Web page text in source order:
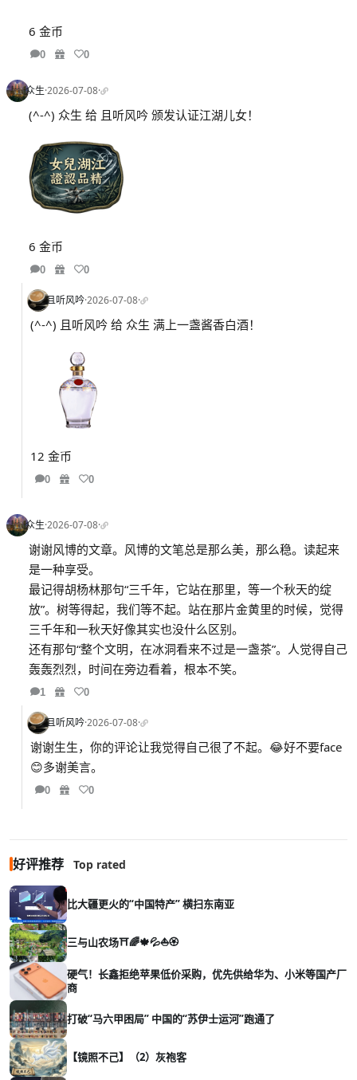
6 金币
0 0
众生·2026-07-08·
(^-^) 众生 给 且听风吟 颁发认证江湖儿女！
6 金币
0 0
且听风吟·2026-07-08·
(^-^) 且听风吟 给 众生 满上一盏酱香白酒！
12 金币
0 0
众生·2026-07-08·
谢谢风博的文章。风博的文笔总是那么美，那么稳。读起来
是一种享受。
最记得胡杨林那句“三千年，它站在那里，等一个秋天的绽
放”。树等得起，我们等不起。站在那片金黄里的时候，觉得
三千年和一秋天好像其实也没什么区别。
还有那句“整个文明，在冰洞看来不过是一盏茶”。人觉得自己
轰轰烈烈，时间在旁边看着，根本不笑。
1 0
且听风吟·2026-07-08·
谢谢生生，你的评论让我觉得自己很了不起。😂好不要face
😊多谢美言。
0 0
好评推荐 Top rated
比大疆更火的“中国特产” 横扫东南亚
三与山农场⛩️🌈🍁💦⛵🏵️
硬气！长鑫拒绝苹果低价采购，优先供给华为、小米等国产厂
商
打破“马六甲困局” 中国的“苏伊士运河”跑通了
【镜照不己】（2）灰袍客